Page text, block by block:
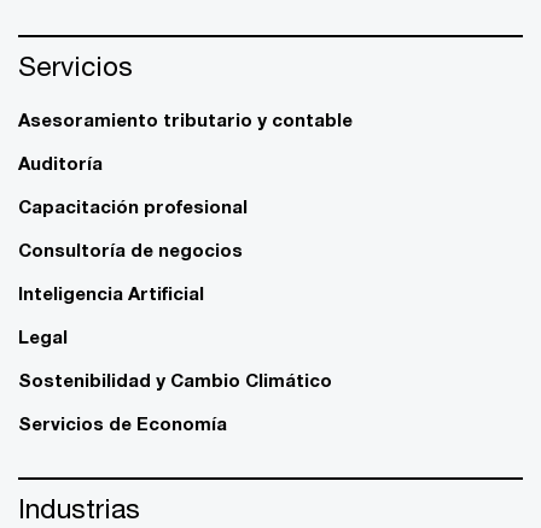
Servicios
Asesoramiento tributario y contable
Auditoría
Capacitación profesional
Consultoría de negocios
Inteligencia Artificial
Legal
Sostenibilidad y Cambio Climático
Servicios de Economía
Industrias